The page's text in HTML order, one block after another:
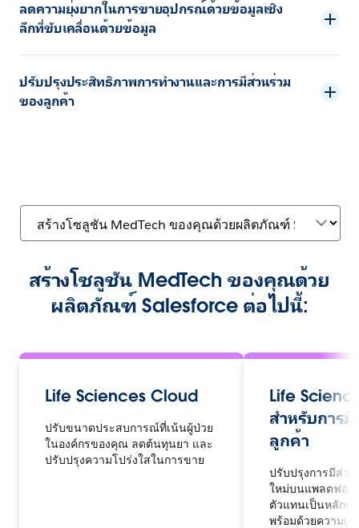
ลดความยุ่งยากในการขายอุปกรณ์ด้วยข้อมูลเชิง
ลึกที่ขับเคลื่อนด้วยข้อมูล
ปรับปรุงประสิทธิภาพการทำงานและการมีส่วนร่วม
ของลูกค้า
สร้างโซลูชัน MedTech ของคุณด้วย
ผลิตภัณฑ์ Salesforce ต่อไปนี้:
Life Sciences Cloud
ปรับขนาดประสบการณ์ที่เน้นผู้ป่วย
ในองค์กรของคุณ ลดต้นทุนยา และ
ปรับปรุงความโปร่งใสในการขาย
Life
สำหรับการ
ลูกค้า
ปรับปรุงการมีส่ว
ใหม่บนแพลตฟอร์
ตัวแทนเป็นหลักแ
พร้อมด้วยความเ